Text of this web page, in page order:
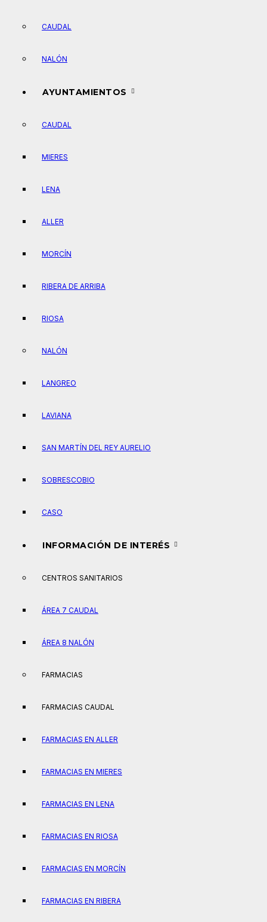
CAUDAL
NALÓN
AYUNTAMIENTOS
CAUDAL
MIERES
LENA
ALLER
MORCÍN
RIBERA DE ARRIBA
RIOSA
NALÓN
LANGREO
LAVIANA
SAN MARTÍN DEL REY AURELIO
SOBRESCOBIO
CASO
INFORMACIÓN DE INTERÉS
CENTROS SANITARIOS
ÁREA 7 CAUDAL
ÁREA 8 NALÓN
FARMACIAS
FARMACIAS CAUDAL
FARMACIAS EN ALLER
FARMACIAS EN MIERES
FARMACIAS EN LENA
FARMACIAS EN RIOSA
FARMACIAS EN MORCÍN
FARMACIAS EN RIBERA